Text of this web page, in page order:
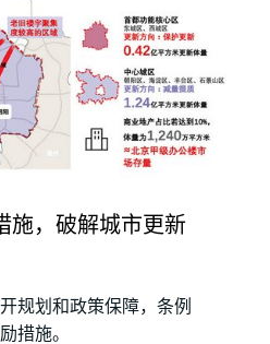
施，破解城市更新
规划和政策保障，条例
措施。